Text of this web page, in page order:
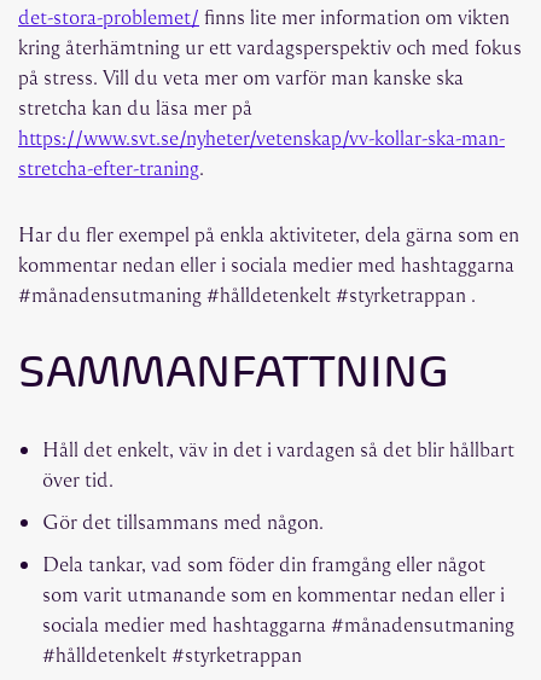
det-stora-problemet/ finns lite mer information om vikten
kring återhämtning ur ett vardagsperspektiv och med fokus
på stress. Vill du veta mer om varför man kanske ska
stretcha kan du läsa mer på
https://www.svt.se/nyheter/vetenskap/vv-kollar-ska-man-
stretcha-efter-traning.
Har du fler exempel på enkla aktiviteter, dela gärna som en
kommentar nedan eller i sociala medier med hashtaggarna
#månadensutmaning #hålldetenkelt #styrketrappan .
SAMMANFATTNING
Håll det enkelt, väv in det i vardagen så det blir hållbart
över tid.
Gör det tillsammans med någon.
Dela tankar, vad som föder din framgång eller något
som varit utmanande som en kommentar nedan eller i
sociala medier med hashtaggarna #månadensutmaning
#hålldetenkelt #styrketrappan